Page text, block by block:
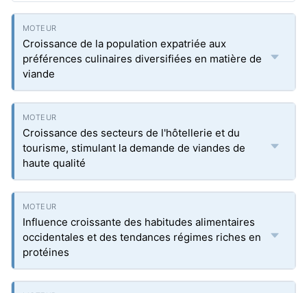
Croissance de la population expatriée aux
préférences culinaires diversifiées en matière de
viande
Croissance des secteurs de l'hôtellerie et du
tourisme, stimulant la demande de viandes de
haute qualité
Influence croissante des habitudes alimentaires
occidentales et des tendances régimes riches en
protéines